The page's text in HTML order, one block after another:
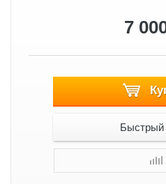
7
Быстрый